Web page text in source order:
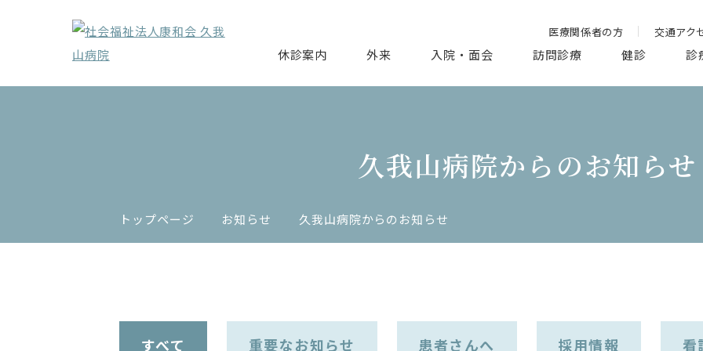
医療関係者の方 交通アク
休診案内 外来 入院・面会 訪問診療 健診 診
久我山病院からのお知らせ
トップページ お知らせ 久我山病院からのお知らせ
すべて 重要なお知らせ 患者さんへ 採用情報 看